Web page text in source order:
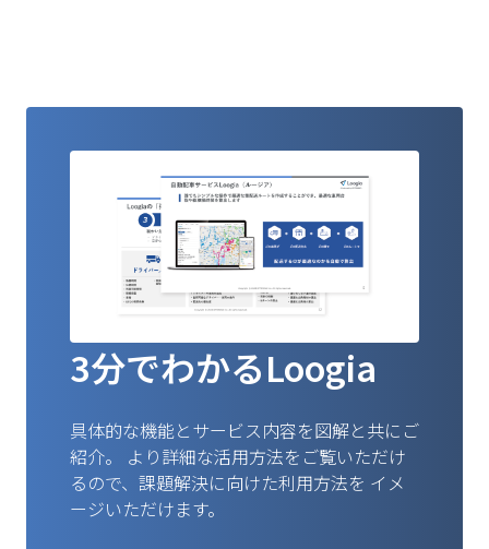
3分でわかるLoogia
具体的な機能とサービス内容を図解と共にご
紹介。
より詳細な活用方法をご覧いただけ
るので、課題解決に向けた利用方法を イメ
ージいただけます。